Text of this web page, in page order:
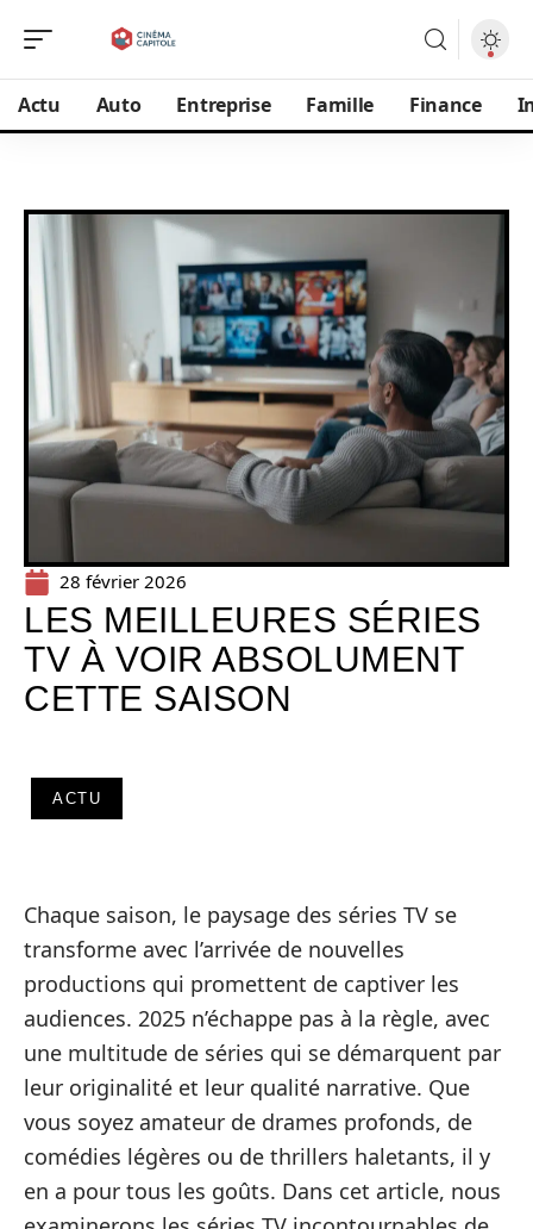
Actu Auto Entreprise Famille Finance
28 février 2026
LES MEILLEURES SÉRIES
TV À VOIR ABSOLUMENT
CETTE SAISON
ACTU
Chaque saison, le paysage des séries TV se
transforme avec l’arrivée de nouvelles
productions qui promettent de captiver les
audiences. 2025 n’échappe pas à la règle, avec
une multitude de séries qui se démarquent par
leur originalité et leur qualité narrative. Que
vous soyez amateur de drames profonds, de
comédies légères ou de thrillers haletants, il y
en a pour tous les goûts. Dans cet article, nous